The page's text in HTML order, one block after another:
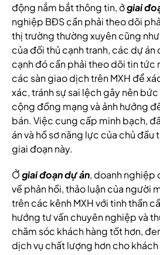
động nắm bắt thông tin, ởgiai
nghiệp BĐS cần phải theo dõi
thị trường thường xuyên cũng
của đối thủ cạnh tranh, các dự
cạnh đó cần phải theo dõi tin tức
các sàn giao dịch trên MXH để
xác, tránh sự sai lệch gây nên
cộng đồng mạng và ảnh hưởng
bán. Việc cung cấp minh bạch,
án và hồ sơ năng lực của chủ đầu
giai đoạn này.
Ởgiai đoạn dự án, doanh nghiệp
về phản hồi, thảo luận của người
trên các kênh MXH với tinh thần
hướng tư vấn chuyên nghiệp và
chăm sóc khách hàng tốt hơn,
dịch vụ chất lượng hơn cho khách